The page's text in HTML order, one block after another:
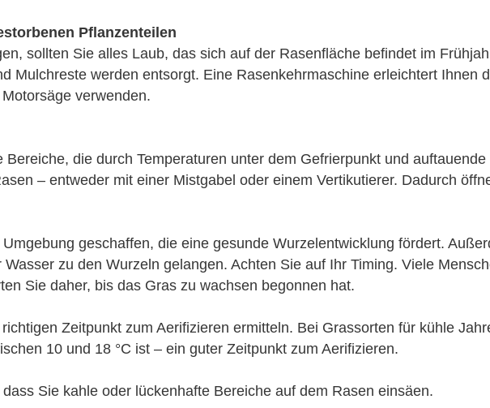
STARTSEITE
KOMMUNAL­TECHNIK
AREALPFLEGE
FUSO TRUCKS
Pflanzenteilen
sollten Sie alles Laub, das sich auf der Rasenfläche befindet im
Mulchreste werden entsorgt. Eine Rasenkehrmaschine erleichtert Ihnen
verwenden.
die durch Temperaturen unter dem Gefrierpunkt und
– entweder mit einer Mistgabel oder einem Vertikutierer. Dadurch
geschaffen, die eine gesunde Wurzelentwicklung fördert.
zu den Wurzeln gelangen. Achten Sie auf Ihr Timing. Viele
Sie daher, bis das Gras zu wachsen begonnen hat.
Zeitpunkt zum Aerifizieren ermitteln. Bei Grassorten für kühle
10 und 18 °C ist – ein guter Zeitpunkt zum Aerifizieren.
Sie kahle oder lückenhafte Bereiche auf dem Rasen einsäen.